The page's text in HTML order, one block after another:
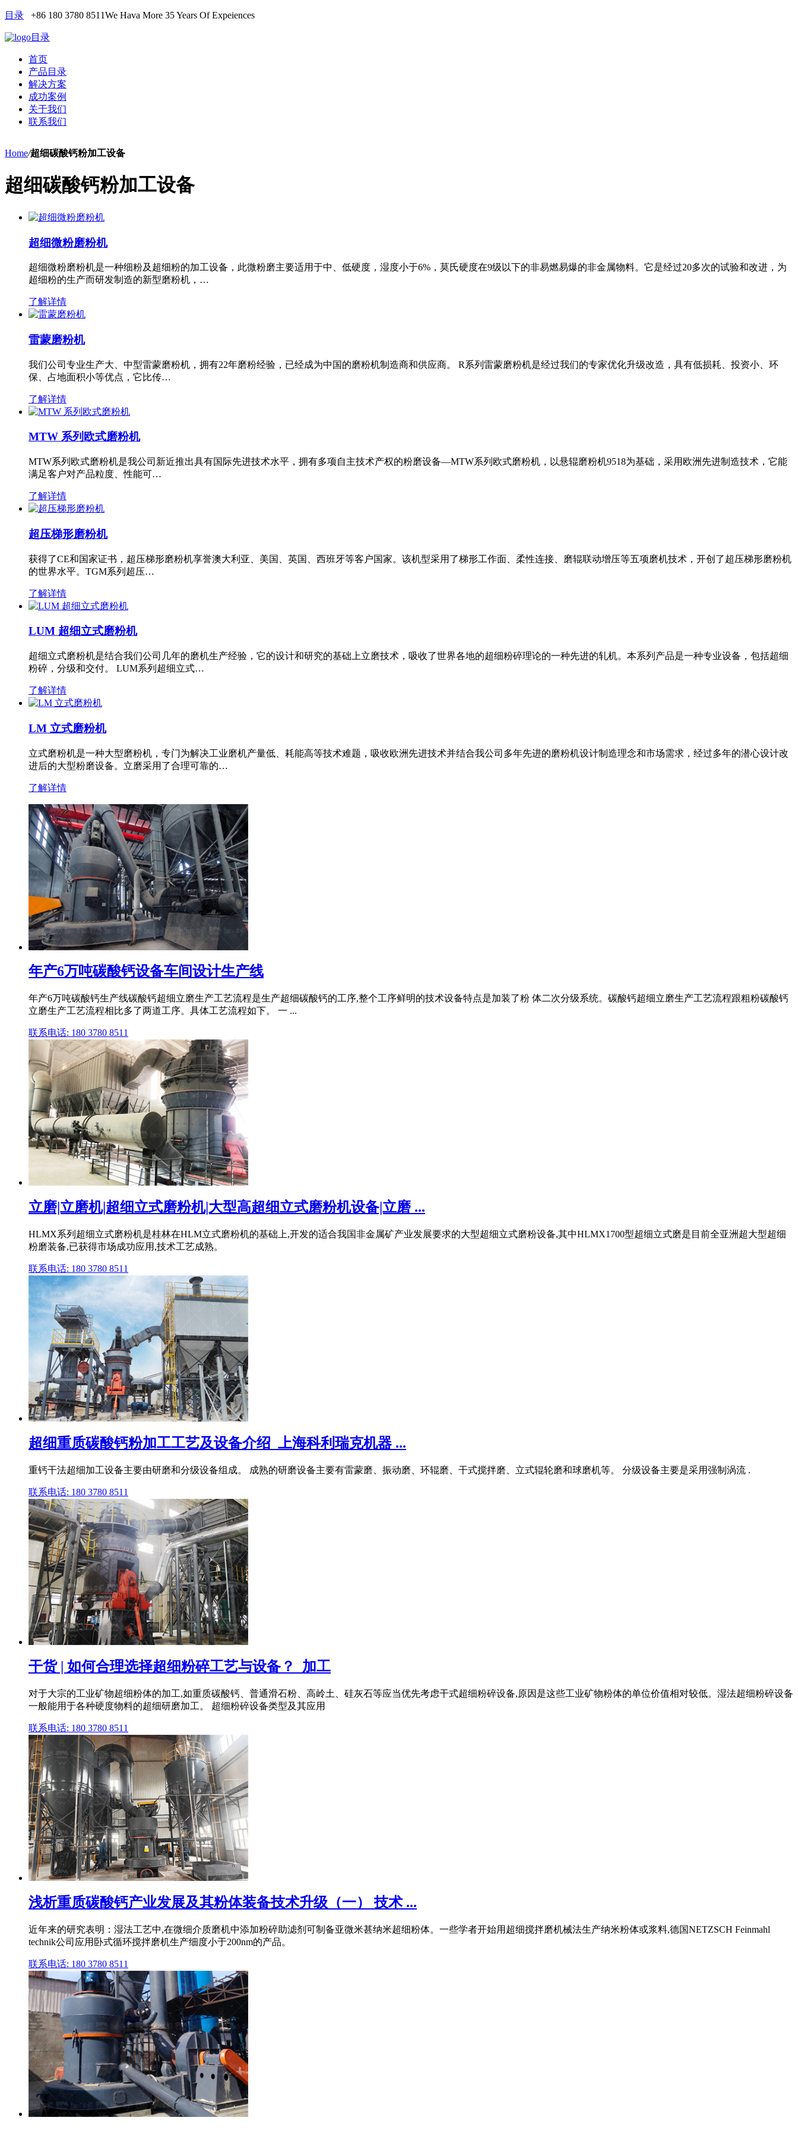
目录 +86 180 3780 8511We Hava More 35 Years Of Expeiences
目录
首页
产品目录
解决方案
成功案例
关于我们
联系我们
Home/超细碳酸钙粉加工设备
超细碳酸钙粉加工设备
超细微粉磨粉机
超细微粉磨粉机是一种细粉及超细粉的加工设备，此微粉磨主要适用于中、低硬度，湿度小于6%，莫氏硬度在9级以下的非易燃易爆的非金属物料。它是经过20多次的试验和改进，为
超细粉的生产而研发制造的新型磨粉机，…
了解详情
雷蒙磨粉机
我们公司专业生产大、中型雷蒙磨粉机，拥有22年磨粉经验，已经成为中国的磨粉机制造商和供应商。 R系列雷蒙磨粉机是经过我们的专家优化升级改造，具有低损耗、投资小、环
保、占地面积小等优点，它比传…
了解详情
MTW 系列欧式磨粉机
MTW系列欧式磨粉机是我公司新近推出具有国际先进技术水平，拥有多项自主技术产权的粉磨设备—MTW系列欧式磨粉机，以悬辊磨粉机9518为基础，采用欧洲先进制造技术，它能
满足客户对产品粒度、性能可…
了解详情
超压梯形磨粉机
获得了CE和国家证书，超压梯形磨粉机享誉澳大利亚、美国、英国、西班牙等客户国家。该机型采用了梯形工作面、柔性连接、磨辊联动增压等五项磨机技术，开创了超压梯形磨粉机
的世界水平。TGM系列超压…
了解详情
LUM 超细立式磨粉机
超细立式磨粉机是结合我们公司几年的磨机生产经验，它的设计和研究的基础上立磨技术，吸收了世界各地的超细粉碎理论的一种先进的轧机。本系列产品是一种专业设备，包括超细
粉碎，分级和交付。 LUM系列超细立式…
了解详情
LM 立式磨粉机
立式磨粉机是一种大型磨粉机，专门为解决工业磨机产量低、耗能高等技术难题，吸收欧洲先进技术并结合我公司多年先进的磨粉机设计制造理念和市场需求，经过多年的潜心设计改
进后的大型粉磨设备。立磨采用了合理可靠的…
了解详情
年产6万吨碳酸钙设备车间设计生产线
年产6万吨碳酸钙生产线碳酸钙超细立磨生产工艺流程是生产超细碳酸钙的工序,整个工序鲜明的技术设备特点是加装了粉 体二次分级系统。碳酸钙超细立磨生产工艺流程跟粗粉碳酸钙
立磨生产工艺流程相比多了两道工序。具体工艺流程如下。 一 ...
联系电话: 180 3780 8511
立磨|立磨机|超细立式磨粉机|大型高超细立式磨粉机设备|立磨 ...
HLMX系列超细立式磨粉机是桂林在HLM立式磨粉机的基础上,开发的适合我国非金属矿产业发展要求的大型超细立式磨粉设备,其中HLMX1700型超细立式磨是目前全亚洲超大型超细
粉磨装备,已获得市场成功应用,技术工艺成熟。
联系电话: 180 3780 8511
超细重质碳酸钙粉加工工艺及设备介绍_上海科利瑞克机器 ...
重钙干法超细加工设备主要由研磨和分级设备组成。 成熟的研磨设备主要有雷蒙磨、振动磨、环辊磨、干式搅拌磨、立式辊轮磨和球磨机等。 分级设备主要是采用强制涡流 .
联系电话: 180 3780 8511
干货 | 如何合理选择超细粉碎工艺与设备？_加工
对于大宗的工业矿物超细粉体的加工,如重质碳酸钙、普通滑石粉、高岭土、硅灰石等应当优先考虑干式超细粉碎设备,原因是这些工业矿物粉体的单位价值相对较低。湿法超细粉碎设备
一般能用于各种硬度物料的超细研磨加工。 超细粉碎设备类型及其应用
联系电话: 180 3780 8511
浅析重质碳酸钙产业发展及其粉体装备技术升级（一） 技术 ...
近年来的研究表明：湿法工艺中,在微细介质磨机中添加粉碎助滤剂可制备亚微米甚纳米超细粉体。一些学者开始用超细搅拌磨机械法生产纳米粉体或浆料,德国NETZSCH Feinmahl
technik公司应用卧式循环搅拌磨机生产细度小于200nm的产品。
联系电话: 180 3780 8511